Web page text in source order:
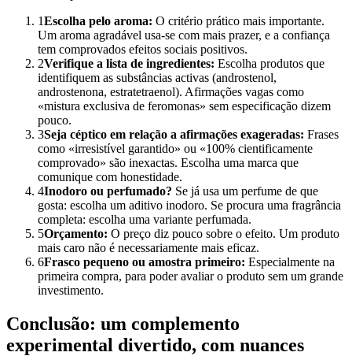
1Escolha pelo aroma: O critério prático mais importante.
Um aroma agradável usa-se com mais prazer, e a confiança
tem comprovados efeitos sociais positivos.
2Verifique a lista de ingredientes: Escolha produtos que
identifiquem as substâncias activas (androstenol,
androstenona, estratetraenol). Afirmações vagas como
«mistura exclusiva de feromonas» sem especificação dizem
pouco.
3Seja céptico em relação a afirmações exageradas: Frases
como «irresistível garantido» ou «100% cientificamente
comprovado» são inexactas. Escolha uma marca que
comunique com honestidade.
4Inodoro ou perfumado? Se já usa um perfume de que
gosta: escolha um aditivo inodoro. Se procura uma fragrância
completa: escolha uma variante perfumada.
5Orçamento: O preço diz pouco sobre o efeito. Um produto
mais caro não é necessariamente mais eficaz.
6Frasco pequeno ou amostra primeiro: Especialmente na
primeira compra, para poder avaliar o produto sem um grande
investimento.
Conclusão: um complemento
experimental divertido, com nuances